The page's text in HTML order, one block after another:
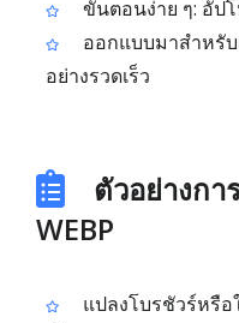
ขั้นตอนง่าย ๆ: อั
ออกแบบมาสำหรับ
อย่างรวดเร็ว
ตัวอย่างกา
WEBP
แปลงโบรชัวร์หรือ